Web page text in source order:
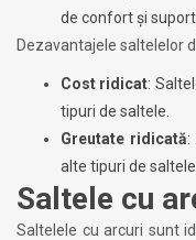
de confort și
Dezavantajele saltelelor
Cost ridicat:
tipuri de saltele.
Greutate ridicată:
alte tipuri de saltele.
Saltele cu
Saltelele cu arcuri sunt